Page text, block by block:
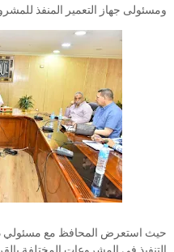
ومسئولى جهاز التعمير المنفذ
حيث استعرض المحافظ مع مسئولي